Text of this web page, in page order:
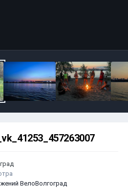
ВелоВолгоград